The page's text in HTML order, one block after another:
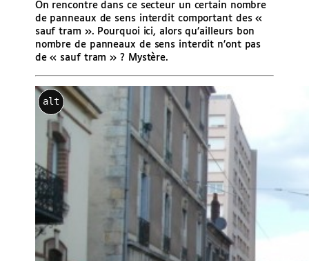
On rencontre dans ce secteur un certain nombre
de panneaux de sens interdit comportant des «
sauf tram ». Pourquoi ici, alors qu’ailleurs bon
nombre de panneaux de sens interdit n’ont pas
de « sauf tram » ? Mystère.
alt